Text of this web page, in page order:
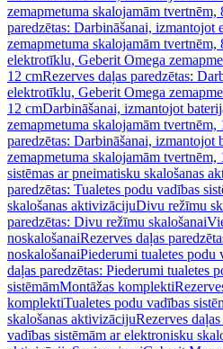
zemapmetuma skalojamām tvertnēm,
paredzētas: Darbināšanai,
zemapmetuma skalojamām tvertnēm,
elektrotīklu, Geberit Omega
12 cmRezerves daļas paredzētas:
elektrotīklu, Geberit Omega
12 cmDarbināšanai, izmantojot
zemapmetuma skalojamām tvertnēm,
paredzētas: Darbināšanai, izmantojot
zemapmetuma skalojamām tvertnēm,
sistēmas ar pneimatisku skalošanas
paredzētas: Tualetes podu vadības
skalošanas aktivizācijuDivu režīmu
paredzētas: Divu režīmu skalošanai
noskalošanaiRezerves daļas
noskalošanaiPiederumi tualetes podu
daļas paredzētas: Piederumi tualetes
sistēmāmMontāžas komplekti
komplektiTualetes podu vadības
skalošanas aktivizācijuRezerves
vadības sistēmām ar elektronisku